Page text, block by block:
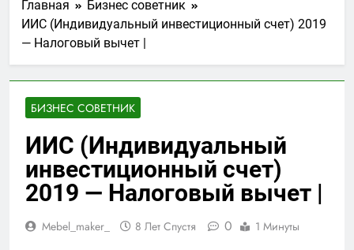
Главная
Бизнес советник
ИИС (Индивидуальный инвестиционный счет) 2019
— Налоговый вычет |
БИЗНЕС СОВЕТНИК
ИИС (Индивидуальный
инвестиционный счет)
2019 — Налоговый вычет |
Mebel_maker_ 8 Лет Спустя 0 1 Минуты